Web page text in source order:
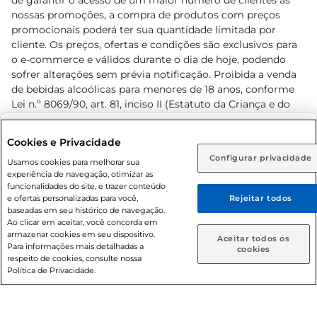
Rio de Janeiro (RJ) Goiás (GO)
Ou
Caso queira comprar online, informe como deseja receber
suas compras:
Entrega em casa Retire em Loja
nossas promoções, a compra de produtos com preços
promocionais poderá ter sua quantidade limitada por
cliente. Os preços, ofertas e condições são exclusivos para
o e-commerce e válidos durante o dia de hoje, podendo
sofrer alterações sem prévia notificação. Proibida a venda
de bebidas alcoólicas para menores de 18 anos, conforme
Lei n.º 8069/90, art. 81, inciso II (Estatuto da Criança e do
Adolescente). Preços e condições exclusivos para o
prévio. O valor mínimo para as compras on-line é de R$
80,00.
© 2026 Copyright. Todos os direitos
reservados Prezunic.
Cookies e Privacidade
Usamos cookies para melhorar sua
experiência de navegação, otimizar as
funcionalidades do site, e trazer conteúdo
e ofertas personalizadas para você,
baseadas em seu histórico de navegação.
Ao clicar em aceitar, você concorda em
armazenar cookies em seu dispositivo.
Para informações mais detalhadas a
respeito de cookies, consulte nossa
Política de Privacidade.
Configurar privacidade
Rejeitar todos
Aceitar todos os
cookies